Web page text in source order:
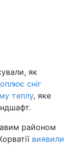
як
сніг
теплу, яке
районом
виявили